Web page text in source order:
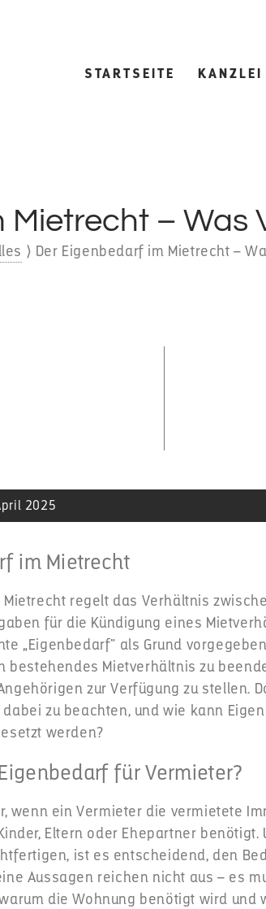
STARTSEITE KANZLEI
– Was
⟩ Der Eigenbedarf im Mietrecht –
2025
im Mietrecht
regelt das Verhältnis
für die Kündigung eines
„Eigenbedarf“ als Grund
bestehendes Mietverhältnis zu
zur Verfügung zu stellen.
zu beachten, und wie kann
werden?
für Vermieter?
wenn ein Vermieter die vermietete
Eltern oder Ehepartner benötigt.
ist es entscheidend, den
Aussagen reichen nicht aus – es
die Wohnung benötigt wird und